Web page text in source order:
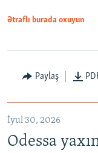
Ətraflı burada oxuyun
Paylaş
İyul 30, 2026
Odessa